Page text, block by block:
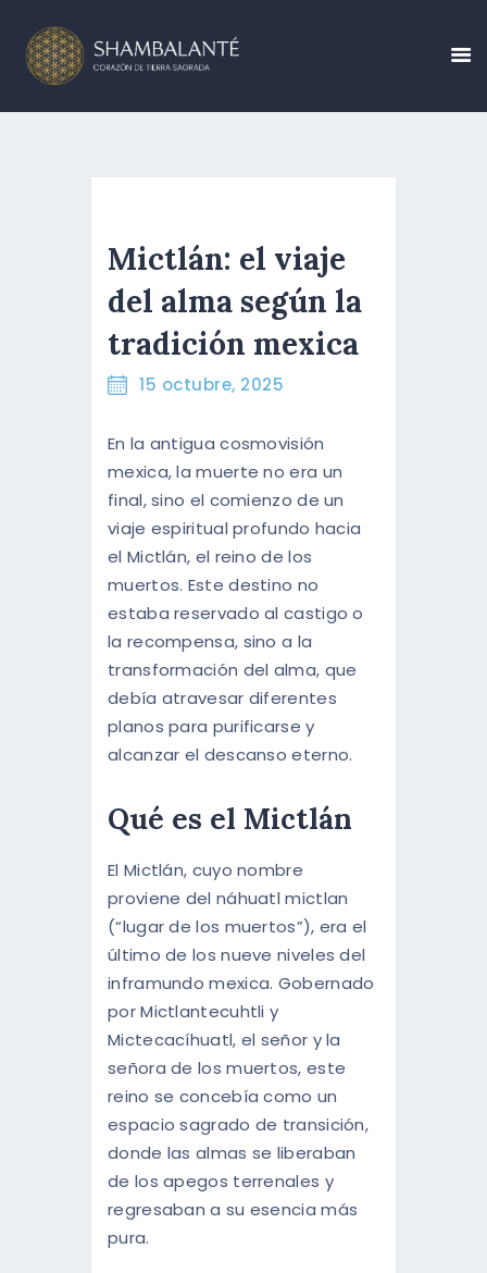
CREA TU EVENTO
BLOG
CONTÁCTANOS
ESPAÑOL
ENGLISH
Mictlán: el viaje
del alma según la
tradición mexica
15 octubre, 2025
En la antigua cosmovisión
mexica, la muerte no era un
final, sino el comienzo de un
viaje espiritual profundo hacia
el Mictlán, el reino de los
muertos. Este destino no
estaba reservado al castigo o
la recompensa, sino a la
transformación del alma, que
debía atravesar diferentes
planos para purificarse y
alcanzar el descanso eterno.
Qué es el Mictlán
El Mictlán, cuyo nombre
proviene del náhuatl mictlan
(“lugar de los muertos”), era el
último de los nueve niveles del
inframundo mexica. Gobernado
por Mictlantecuhtli y
Mictecacíhuatl, el señor y la
señora de los muertos, este
reino se concebía como un
espacio sagrado de transición,
donde las almas se liberaban
de los apegos terrenales y
regresaban a su esencia más
pura.